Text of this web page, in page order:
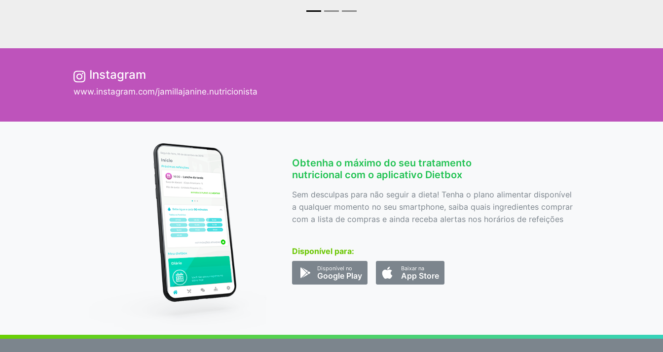
Instagram
www.instagram.com/jamillajanine.nutricionista
Obtenha o máximo do seu tratamento
nutricional com o aplicativo Dietbox
Sem desculpas para não seguir a dieta! Tenha o plano alimentar disponível
a qualquer momento no seu smartphone, saiba quais ingredientes comprar
com a lista de compras e ainda receba alertas nos horários de refeições
Disponível para:
Disponível no
Google Play
Baixar na
App Store